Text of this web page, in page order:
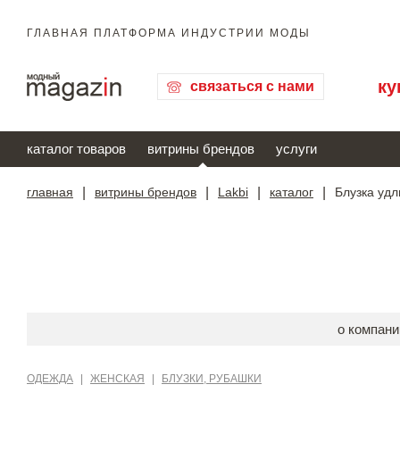
ГЛАВНАЯ ПЛАТФОРМА ИНДУСТРИИ МОДЫ
связаться с нами
каталог товаров витрины брендов услуги
главная витрины брендов Lakbi каталог Блузка
о
ОДЕЖДА ЖЕНСКАЯ БЛУЗКИ, РУБАШКИ